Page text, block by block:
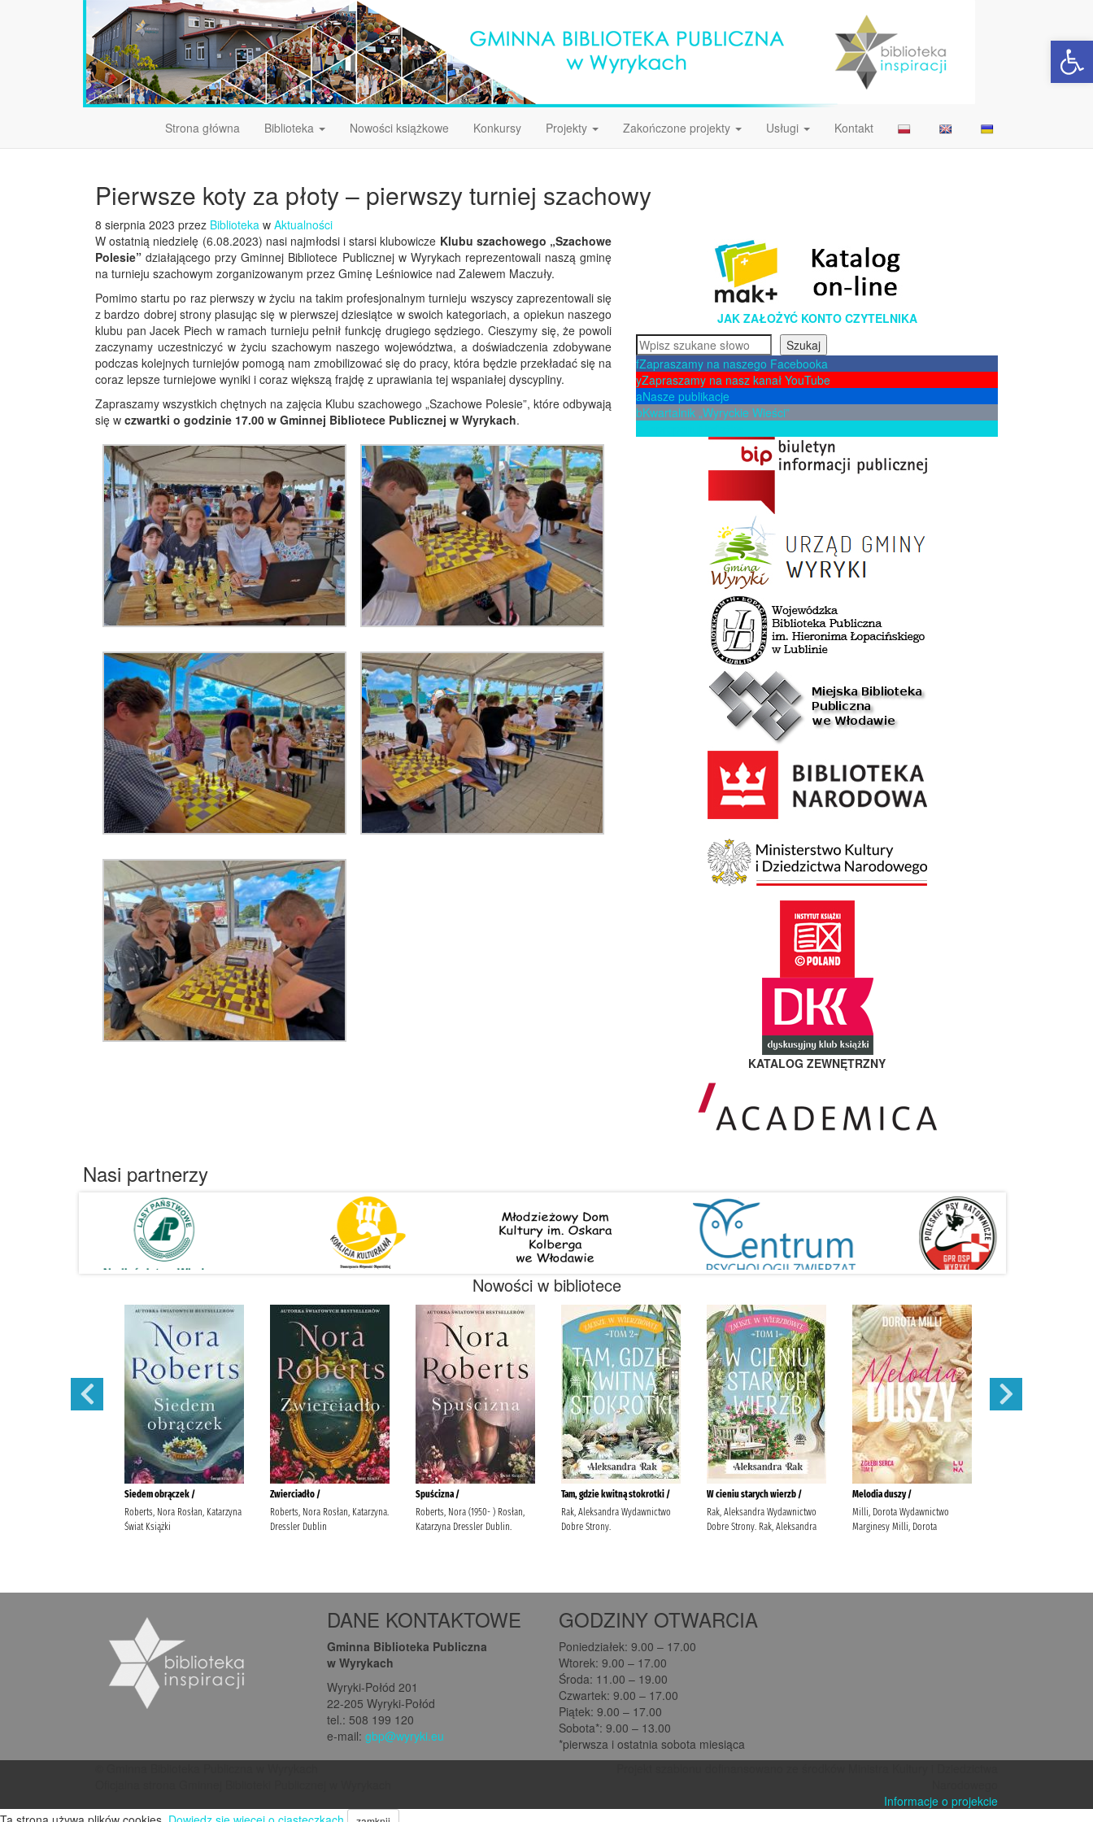
Strona główna Biblioteka Nowości książkowe Konkursy Projekty Zakończone projekty Usługi Kontakt
Pierwsze koty za płoty – pierwszy turniej szachowy
8 sierpnia 2023 przez Biblioteka w Aktualności
W ostatnią niedzielę (6.08.2023) nasi najmłodsi i starsi klubowicze Klubu szachowego „Szachowe
Polesie” działającego przy Gminnej Bibliotece Publicznej w Wyrykach reprezentowali naszą gminę
na turnieju szachowym zorganizowanym przez Gminę Leśniowice nad Zalewem Maczuły.
Pomimo startu po raz pierwszy w życiu na takim profesjonalnym turnieju wszyscy zaprezentowali się
z bardzo dobrej strony plasując się w pierwszej dziesiątce w swoich kategoriach, a opiekun naszego
klubu pan Jacek Piech w ramach turnieju pełnił funkcję drugiego sędziego. Cieszymy się, że powoli
zaczynamy uczestniczyć w życiu szachowym naszego województwa, a doświadczenia zdobywane
podczas kolejnych turniejów pomogą nam zmobilizować się do pracy, która będzie przekładać się na
coraz lepsze turniejowe wyniki i coraz większą frajdę z uprawiania tej wspaniałej dyscypliny.
Zapraszamy wszystkich chętnych na zajęcia Klubu szachowego „Szachowe Polesie”, które odbywają
się w czwartki o godzinie 17.00 w Gminnej Bibliotece Publicznej w Wyrykach.
JAK ZAŁOŻYĆ KONTO CZYTELNIKA
Szukaj
Szukaj
fZapraszamy na naszego Facebooka
yZapraszamy na nasz kanał YouTube
aNasze publikacje
bKwartalnik „Wyryckie Wieści”
KATALOG ZEWNĘTRZNY
Nasi partnerzy
Nowości w bibliotece
DANE KONTAKTOWE
Gminna Biblioteka Publiczna
w Wyrykach
Wyryki-Połód 201
22-205 Wyryki-Połód
tel.: 508 199 120
e-mail: gbp@wyryki.eu
GODZINY OTWARCIA
Poniedziałek: 9.00 – 17.00
Wtorek: 9.00 – 17.00
Środa: 11.00 – 19.00
Czwartek: 9.00 – 17.00
Piątek: 9.00 – 17.00
Sobota*: 9.00 – 13.00
*pierwsza i ostatnia sobota miesiąca
Informacje o projekcie